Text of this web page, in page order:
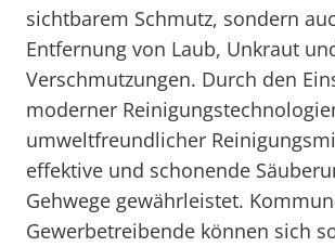
sichtbarem Schmutz, sondern
Entfernung von Laub, Unkraut
Verschmutzungen. Durch den
moderner
umweltfreundlicher
effektive und schonende
Gehwege gewährleistet.
Gewerbetreibende können sich